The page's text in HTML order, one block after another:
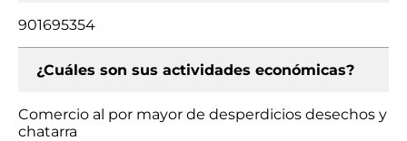
901695354
¿Cuáles son sus actividades económicas?
Comercio al por mayor de desperdicios desechos y
chatarra